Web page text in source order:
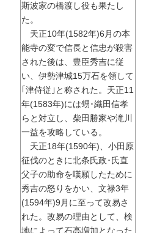
斯波家の橋渡し役も果たし
た。
天正10年(1582年)6月の本
能寺の変で信長と信忠が殺害
された後は、豊臣秀吉に従
い、伊勢津城15万石を領して
｢津侍従｣と称された。天正11
年(1583年)には甥･織田信孝
らと対立し、柴田勝家や滝川
一益を攻略している。
天正18年(1590年)、小田原
征伐のときに北条氏政･氏直
父子の助命を嘆願したために
秀吉の怒りをかい、文禄3年
(1594年)9月に至って改易さ
れた。改易の理由として、検
地によって石高増加となった